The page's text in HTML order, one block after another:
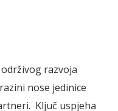
razvoja
nose jedinice
Ključ uspjeha